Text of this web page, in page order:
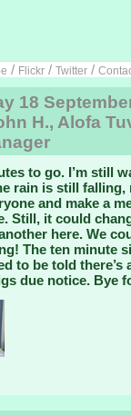
/ Flickr / Twitter /
18
H., Alofa
to go. I’m still
rain is still
and make a
Still, it could
here. We
The ten minute
to be told
due notice. Bye